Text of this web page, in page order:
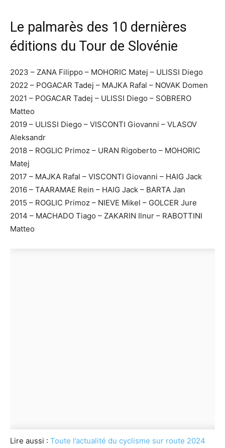
Le palmarès des 10 dernières
éditions du Tour de Slovénie
2023 – ZANA Filippo – MOHORIC Matej – ULISSI Diego
2022 – POGACAR Tadej – MAJKA Rafal – NOVAK Domen
2021 – POGACAR Tadej – ULISSI Diego – SOBRERO
Matteo
2019 – ULISSI Diego – VISCONTI Giovanni – VLASOV
Aleksandr
2018 – ROGLIC Primoz – URAN Rigoberto – MOHORIC
Matej
2017 – MAJKA Rafal – VISCONTI Giovanni – HAIG Jack
2016 – TAARAMAE Rein – HAIG Jack – BARTA Jan
2015 – ROGLIC Primoz – NIEVE Mikel – GOLCER Jure
2014 – MACHADO Tiago – ZAKARIN Ilnur – RABOTTINI
Matteo
Lire aussi : Toute l’actualité du cyclisme sur route 2024